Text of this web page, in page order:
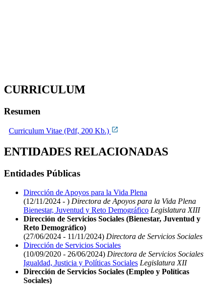
CURRICULUM
Resumen
Curriculum Vitae (Pdf, 200 Kb.)
ENTIDADES RELACIONADAS
Entidades Públicas
Dirección de Apoyos para la Vida Plena
(12/11/2024 - ) Directora de Apoyos para la Vida Plena
Bienestar, Juventud y Reto Demográfico Legislatura XIII
Dirección de Servicios Sociales (Bienestar, Juventud y
Reto Demográfico)
(27/06/2024 - 11/11/2024) Directora de Servicios Sociales
Dirección de Servicios Sociales
(10/09/2020 - 26/06/2024) Directora de Servicios Sociales
Igualdad, Justicia y Políticas Sociales Legislatura XII
Dirección de Servicios Sociales (Empleo y Políticas
Sociales)